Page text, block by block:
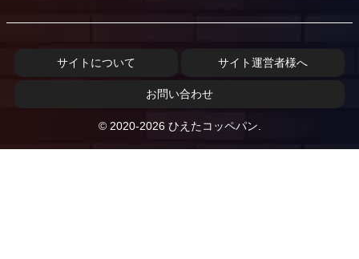
サイトについて サイト運営者様へ
お問い合わせ
© 2020-2026 ひえたコッペパン.